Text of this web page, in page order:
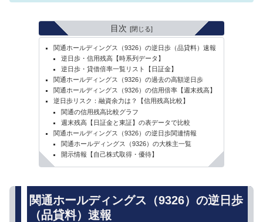
目次
関通ホールディングス（9326）の逆日歩（品貸料）速報
逆日歩・信用残高【時系列データ】
逆日歩・貸借倍率一覧リスト【日証金】
関通ホールディングス（9326）の過去の高額逆日歩
関通ホールディングス（9326）の信用倍率【週末残高】
逆日歩リスク：融資余力は？【信用残高比較】
関通の信用残高比較グラフ
週末残高【日証金と東証】の表データで比較
関通ホールディングス（9326）の逆日歩関連情報
関通ホールディングス（9326）の大株主一覧
開示情報【自己株式取得・優待】
関通ホールディングス（9326）の逆日歩
（品貸料）速報